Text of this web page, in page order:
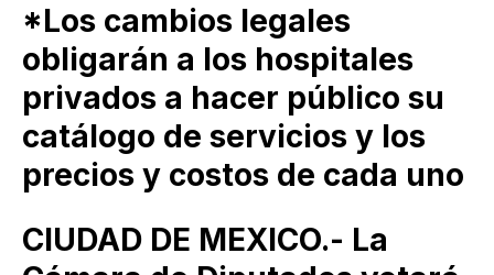
*Los cambios legales
obligarán a los hospitales
privados a hacer público su
catálogo de servicios y los
precios y costos de cada uno
CIUDAD DE MEXICO.- La